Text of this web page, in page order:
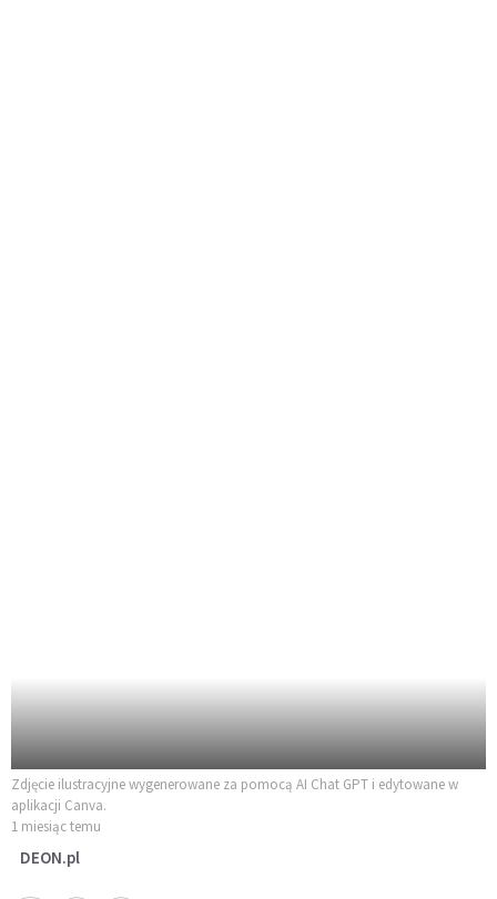
Zdjęcie ilustracyjne wygenerowane za pomocą AI Chat GPT i edytowane w
aplikacji Canva.
1 miesiąc temu
DEON.pl